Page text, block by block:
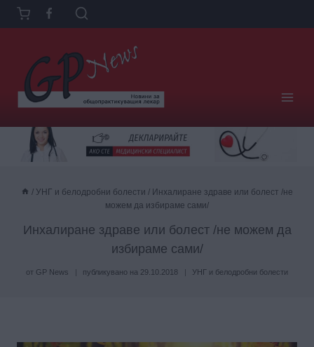
Към
съдържанието
/ УНГ и белодробни болести / Инхалиране здраве или болест /не
можем да избираме сами/
Инхалиране здраве или болест /не можем да
избираме сами/
от GP News публикувано на 29.10.2018 УНГ и белодробни болести